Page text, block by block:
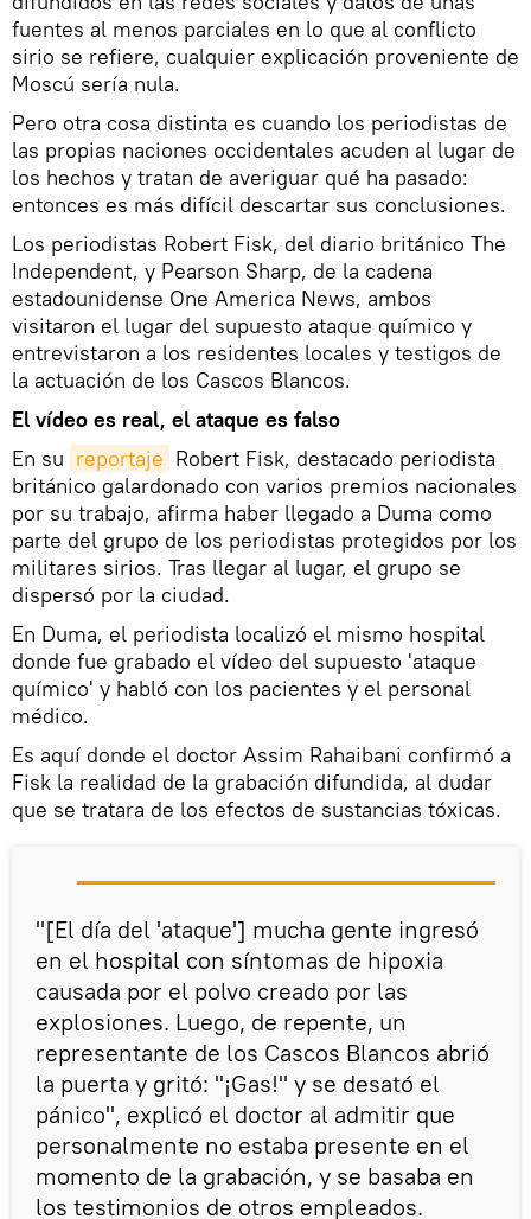
fuentes al menos parciales en lo que al conflicto
sirio se refiere, cualquier explicación proveniente de
Moscú sería nula.
Pero otra cosa distinta es cuando los periodistas de
las propias naciones occidentales acuden al lugar de
los hechos y tratan de averiguar qué ha pasado:
entonces es más difícil descartar sus conclusiones.
Los periodistas Robert Fisk, del diario británico The
Independent, y Pearson Sharp, de la cadena
estadounidense One America News, ambos
visitaron el lugar del supuesto ataque químico y
entrevistaron a los residentes locales y testigos de
la actuación de los Cascos Blancos.
El vídeo es real, el ataque es falso
En su reportaje Robert Fisk, destacado periodista
británico galardonado con varios premios nacionales
por su trabajo, afirma haber llegado a Duma como
parte del grupo de los periodistas protegidos por los
militares sirios. Tras llegar al lugar, el grupo se
dispersó por la ciudad.
En Duma, el periodista localizó el mismo hospital
donde fue grabado el vídeo del supuesto 'ataque
químico' y habló con los pacientes y el personal
médico.
Es aquí donde el doctor Assim Rahaibani confirmó a
Fisk la realidad de la grabación difundida, al dudar
que se tratara de los efectos de sustancias tóxicas.
"[El día del 'ataque'] mucha gente ingresó
en el hospital con síntomas de hipoxia
causada por el polvo creado por las
explosiones. Luego, de repente, un
representante de los Cascos Blancos abrió
la puerta y gritó: "¡Gas!" y se desató el
pánico", explicó el doctor al admitir que
personalmente no estaba presente en el
momento de la grabación, y se basaba en
los testimonios de otros empleados.